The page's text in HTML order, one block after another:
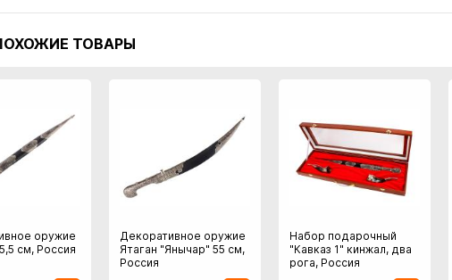
ТОВАРЫ
оружие
см, Россия
Декоративное оружие
Ятаган "Янычар" 55 см,
Россия
Набор подарочный
"Кавказ 1" кинжал, два
рога, Россия